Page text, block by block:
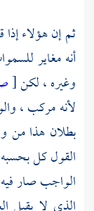
ثم إن هؤلاء
أنه مغاير
وغيره ، لكن[
لأنه مركب ،
بطلان هذا من
القول كل بحسبه
الواجب صار